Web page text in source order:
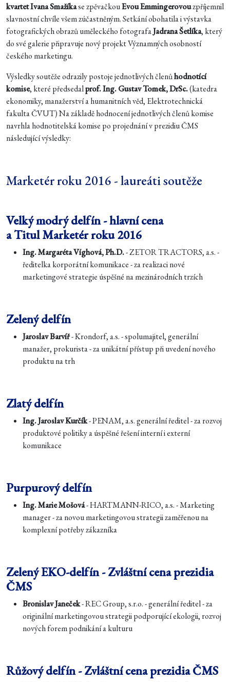
kvartet Ivana Smažíkase zpěvačkouEvou Emmingerovouzpříjemnil
slavnostní chvíle všem zúčastněným. Setkání obohatila i výstavka
fotografických obrazů uměleckého fotografaJadrana Šetlíka, který
do své galerie připravuje nový projekt Významných osobností
českého marketingu.
Výsledky soutěže odrazily postoje jednotlivých členůhodnotící
komise, které předsedalprof. Ing. Gustav Tomek, DrSc.(katedra
ekonomiky, manažerství a humanitních věd, Elektrotechnická
fakulta ČVUT) Na základě hodnocení jednotlivých členů komise
navrhla hodnotitelská komise po projednání v prezidiu ČMS
následující výsledky:
Marketér roku 2016 - laureáti soutěže
Velký modrý delfín - hlavní cena
a Titul Marketér roku 2016
Ing. Margaréta Víghová, Ph.D.- ZETOR TRACTORS, a.s. -
ředitelka korporátní komunikace - za realizaci nové
marketingové strategie úspěšné na mezinárodních trzích
Zelený delfín
Jaroslav Barvíř- Krondorf, a.s. - spolumajitel, generální
manažer, prokurista - za unikátní přístup při uvedení nového
produktu na trh
Zlatý delfín
Ing. Jaroslav Kurčík- PENAM, a.s. generální ředitel - za rozvoj
produktové politiky a úspěšné řešení interní i externí
komunikace
Purpurový delfín
Ing. Marie Mošová- HARTMANN-RICO, a.s. - Marketing
manager - za novou marketingovou strategii zaměřenou na
komplexní potřeby zákazníka
Zelený EKO-delfín - Zvláštní cena prezidia
ČMS
Bronislav Janeček- REC Group, s.r.o. - generální ředitel - za
originální marketingovou strategii podporující ekologii, rozvoj
nových forem podnikání a kulturu
Růžový delfín - Zvláštní cena prezidia ČMS